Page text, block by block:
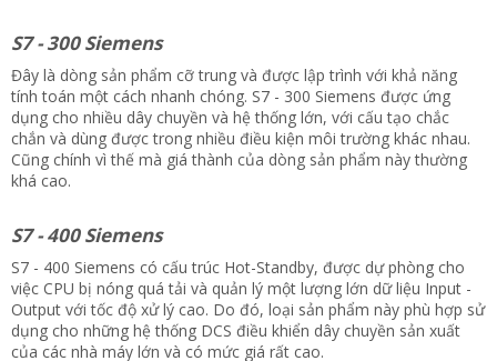
S7 - 300 Siemens
Đây là dòng sản phẩm cỡ trung và được lập trình với khả năng
tính toán một cách nhanh chóng. S7 - 300 Siemens được ứng
dụng cho nhiều dây chuyền và hệ thống lớn, với cấu tạo chắc
chắn và dùng được trong nhiều điều kiện môi trường khác nhau.
Cũng chính vì thế mà giá thành của dòng sản phẩm này thường
khá cao.
S7 - 400 Siemens
S7 - 400 Siemens có cấu trúc Hot-Standby, được dự phòng cho
việc CPU bị nóng quá tải và quản lý một lượng lớn dữ liệu Input -
Output với tốc độ xử lý cao. Do đó, loại sản phẩm này phù hợp sử
dụng cho những hệ thống DCS điều khiển dây chuyền sản xuất
của các nhà máy lớn và có mức giá rất cao.